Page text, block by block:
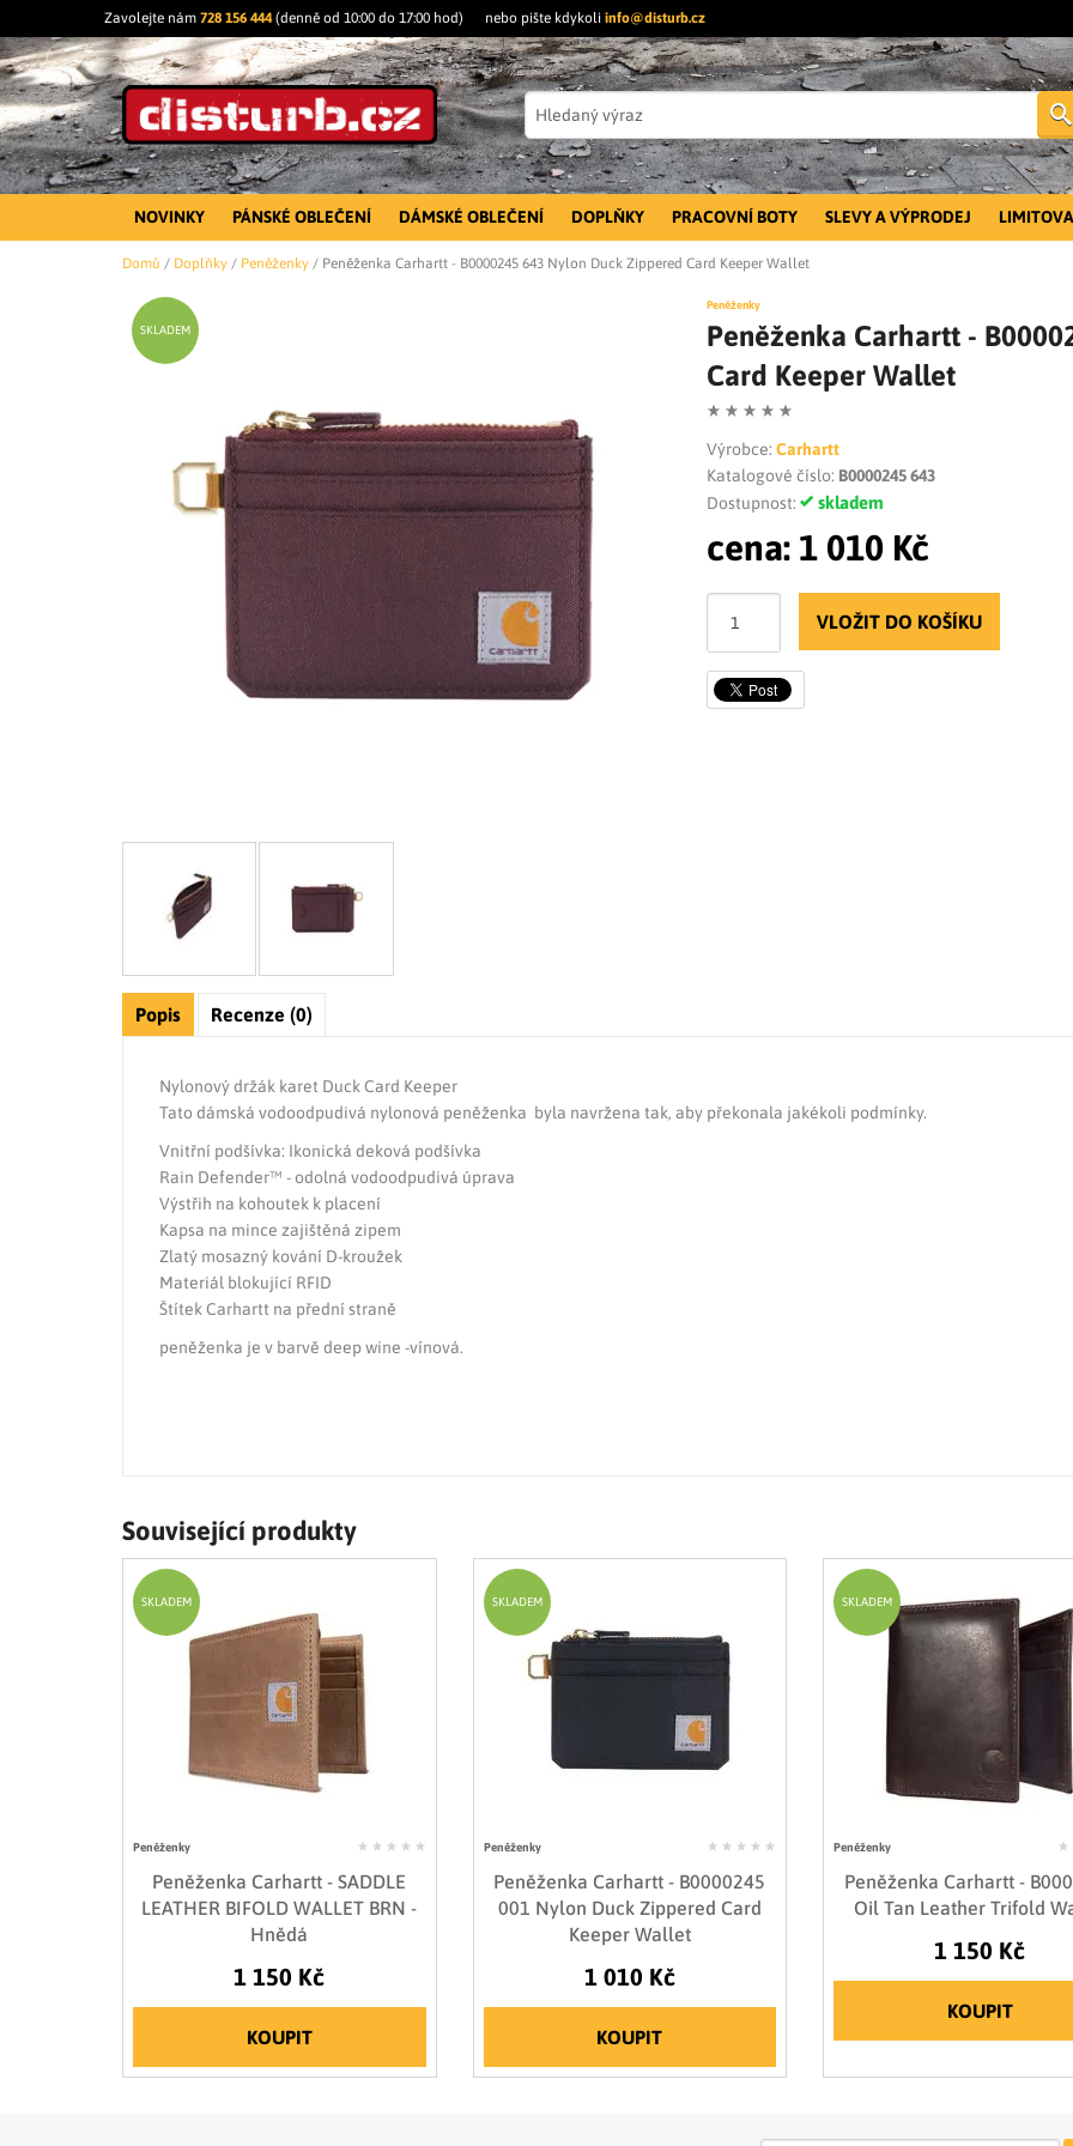
Zavolejte nám 728 156 444 (denně od 10:00 do 17:00 hod) nebo pište kdykoli info@disturb.cz
NOVINKY PÁNSKÉ OBLEČENÍ DÁMSKÉ OBLEČENÍ DOPLŇKY PRACOVNÍ BOTY SLEVY A VÝPRODEJ
Domů / Doplňky / Peněženky / Peněženka Carhartt - B0000245 643 Nylon Duck Zippered Card Keeper Wallet
Peněženky
Peněženka Carhartt -
Card Keeper Wallet
SKLADEM
Výrobce: Carhartt
Katalogové číslo: B0000245 643
Dostupnost:
skladem
cena: 1 010 Kč
VLOŽIT DO KOŠÍKU
Popis Recenze (0)
Nylonový držák karet Duck Card Keeper
Tato dámská vodoodpudivá nylonová peněženka byla navržena tak, aby překonala jakékoli podmínky.
Vnitřní podšívka: Ikonická deková podšívka
Rain Defender™ - odolná vodoodpudivá úprava
Výstřih na kohoutek k placení
Kapsa na mince zajištěná zipem
Zlatý mosazný kování D-kroužek
Materiál blokující RFID
Štítek Carhartt na přední straně
peněženka je v barvě deep wine -vínová.
Související produkty
Peněženky
Peněženka Carhartt - SADDLE
LEATHER BIFOLD WALLET BRN -
Hnědá
1 150 Kč
KOUPIT
SKLADEM
Peněženky
Peněženka Carhartt - B0000245
001 Nylon Duck Zippered Card
Keeper Wallet
1 010 Kč
KOUPIT
SKLADEM
Peněženky
Peněženka Carhartt -
Oil Tan Leather Trifold
1 150 Kč
KOUPIT
SKLADEM